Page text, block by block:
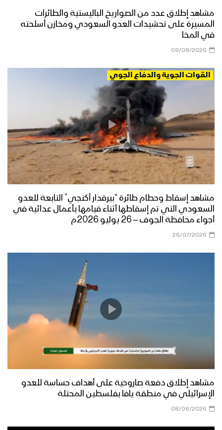
مشاهد إطلاق عدد من الصواريخ الباليستية والطائرات
المسيرة على تحشيدات العدو السعودي ومخازن أسلحته
في المخا
09/08/2026
القوات الجوية والدفاع الجوي
مشاهد إسقاط وحطام طائرة “بيرقدار أكنجي” التابعة للعدو
السعودي التي تم إسقاطها أثناء قيامها بأعمال عدائية في
أجواء محافظة الجوف – 26 يوليو 2026م
26/07/2026
مشاهد إطلاق دفعة صاروخية على أهداف حساسة للعدو
الإسرائيلي في منطقة يافا بفلسطين المحتلة
08/06/2026